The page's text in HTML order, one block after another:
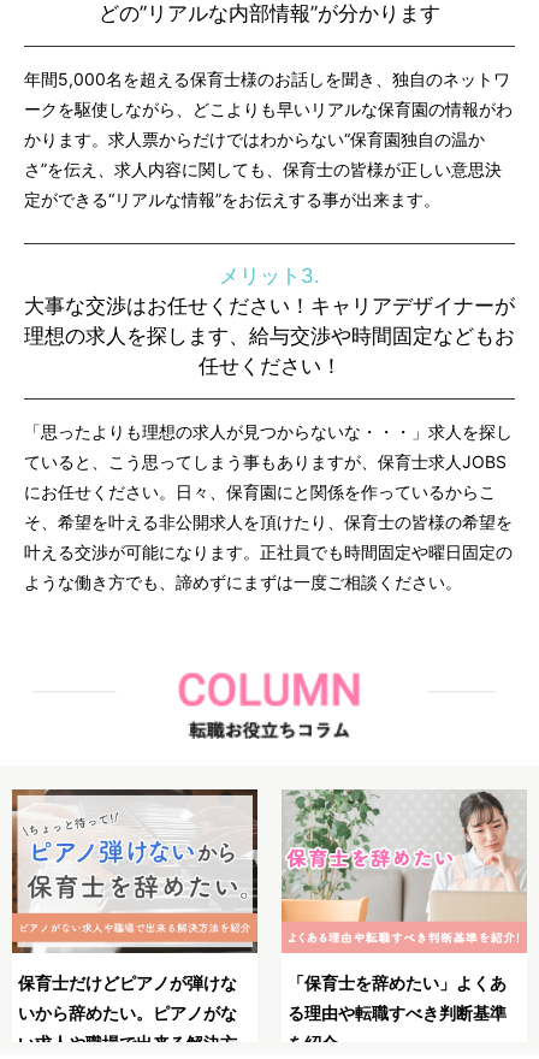
どの”リアルな内部情報”が分かります
年間5,000名を超える保育士様のお話しを聞き、独自のネットワ
ークを駆使しながら、どこよりも早いリアルな保育園の情報がわ
かります。求人票からだけではわからない“保育園独自の温か
さ”を伝え、求人内容に関しても、保育士の皆様が正しい意思決
定ができる“リアルな情報”をお伝えする事が出来ます。
メリット3.
大事な交渉はお任せください！キャリアデザイナーが
理想の求人を探します、給与交渉や時間固定などもお
任せください！
「思ったよりも理想の求人が見つからないな・・・」求人を探し
ていると、こう思ってしまう事もありますが、保育士求人JOBS
にお任せください。日々、保育園にと関係を作っているからこ
そ、希望を叶える非公開求人を頂けたり、保育士の皆様の希望を
叶える交渉が可能になります。正社員でも時間固定や曜日固定の
ような働き方でも、諦めずにまずは一度ご相談ください。
保育士としてのブランクが不
安！復職・再就職の前にやっ
ておくべきことや必要な準備
保育士のやりがいとは？魅
力・大変さ・やりがいを
る瞬間を紹介！